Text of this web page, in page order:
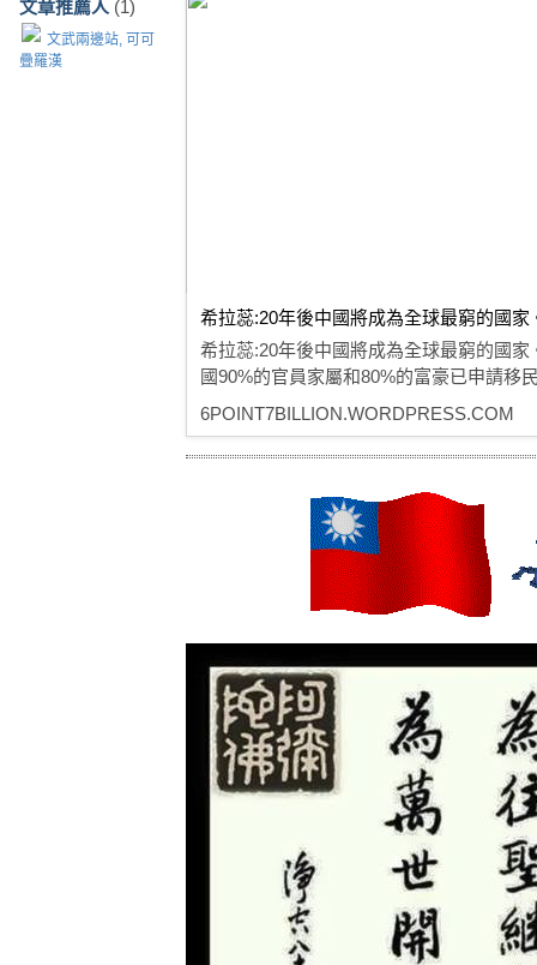
文章推薦人 (1)
文武兩邊站, 可可
疊羅漢
希拉蕊:20年後中國將成為全球最窮的國家
希拉蕊:20年後中國將成為全球最窮的國
國90%的官員家屬和80%的富豪已申請移
6POINT7BILLION.WORDPRESS.COM